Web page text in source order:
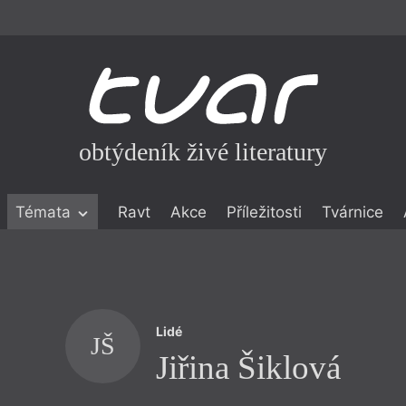
obtýdeník živé literatury
Témata Ravt Akce Příležitosti Tvárnice
JŠ Lidé
Jiřina Šiklová